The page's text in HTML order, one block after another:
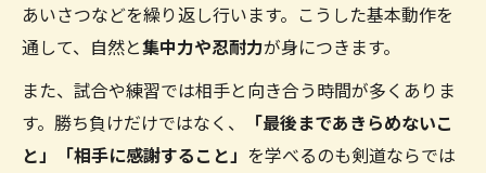
あいさつなどを繰り返し行います。こうした基本動作を
通して、自然と集中力や忍耐力が身につきます。
また、試合や練習では相手と向き合う時間が多くありま
す。勝ち負けだけではなく、
「最後まであきらめないこ
と」「相手に感謝すること」 を学べるのも剣道ならでは